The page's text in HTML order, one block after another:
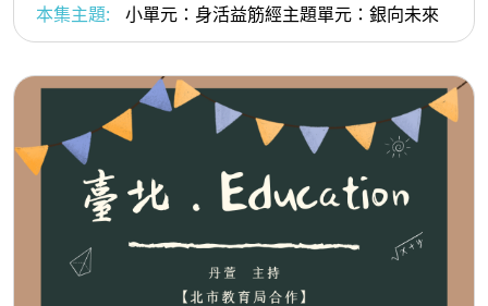
本集主題:
小單元：身活益筋經主題單元：銀向未來